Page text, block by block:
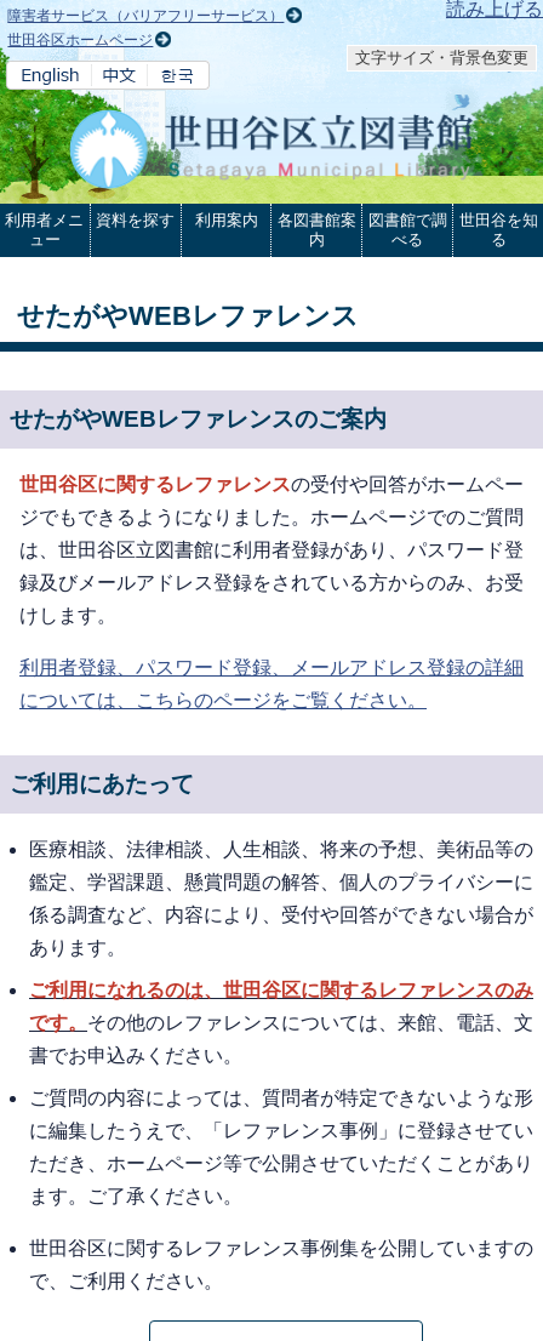
本文へ 読み上げる
障害者サービス（バリアフリーサービス）
世田谷区ホームページ
文字サイズ・背景色変更
利用者メニ
ュー
資料を探す 利用案内
各図書館案
内
図書館で調
べる
世田谷を知
る
せたがやWEBレファレンス
せたがやWEBレファレンスのご案内
世田谷区に関するレファレンスの受付や回答がホームペー
ジでもできるようになりました。ホームページでのご質問
は、世田谷区立図書館に利用者登録があり、パスワード登
録及びメールアドレス登録をされている方からのみ、お受
けします。
利用者登録、パスワード登録、メールアドレス登録の詳細
については、こちらのページをご覧ください。
ご利用にあたって
医療相談、法律相談、人生相談、将来の予想、美術品等の
鑑定、学習課題、懸賞問題の解答、個人のプライバシーに
係る調査など、内容により、受付や回答ができない場合が
あります。
ご利用になれるのは、世田谷区に関するレファレンスのみ
です。 その他のレファレンスについては、来館、電話、文
書でお申込みください。
ご質問の内容によっては、質問者が特定できないような形
に編集したうえで、「レファレンス事例」に登録させてい
ただき、ホームページ等で公開させていただくことがあり
ます。ご了承ください。
世田谷区に関するレファレンス事例集を公開していますの
で、ご利用ください。